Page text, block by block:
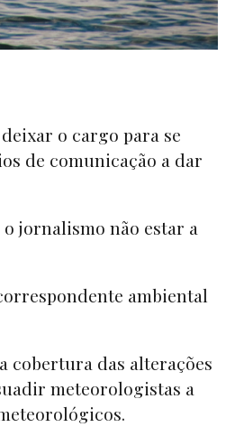
o cargo para se
de comunicação a dar
jornalismo não estar a
ambiental
cobertura das alterações
meteorologistas a